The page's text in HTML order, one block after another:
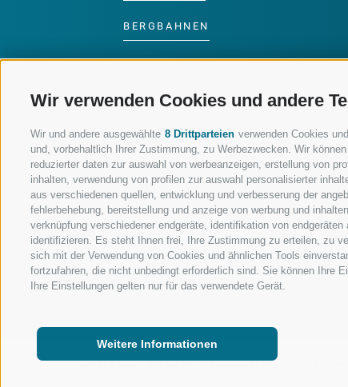
Wir verwenden Cookies und andere
Wir und andere ausgewählte 8 Drittparteien verwenden Cookies
und, vorbehaltlich Ihrer Zustimmung, zu Werbezwecken. Wir
reduzierter daten zur auswahl von werbeanzeigen, erstellung von
inhalten, verwendung von profilen zur auswahl personalisierter
aus verschiedenen quellen, entwicklung und verbesserung der
fehlerbehebung, bereitstellung und anzeige von werbung und
verknüpfung verschiedener endgeräte, identifikation von
identifizieren. Es steht Ihnen frei, Ihre Zustimmung zu erteilen, zu
sich mit der Verwendung von Cookies und ähnlichen Tools
fortzufahren, die nicht unbedingt erforderlich sind. Sie können Ihre
Ihre Einstellungen gelten nur für das verwendete Gerät.
Weitere Informationen
BERGBAHNEN
LUISL'S SKISCHULE IN
FOLGE UNS AUF SOCIAL MEDIA